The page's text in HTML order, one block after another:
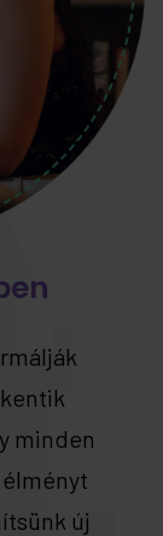
minden
új